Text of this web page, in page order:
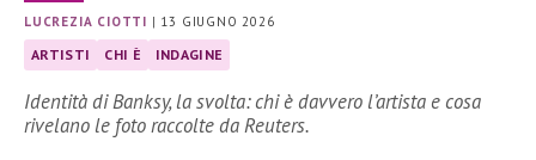
LUCREZIA CIOTTI | 13 GIUGNO 2026
ARTISTI CHI È INDAGINE
Identità di Banksy, la svolta: chi è davvero l’artista e cosa
rivelano le foto raccolte da Reuters.